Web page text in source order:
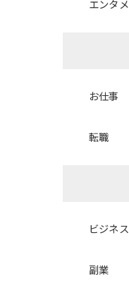
エンタメ
お仕事
転職
ビジネス
副業